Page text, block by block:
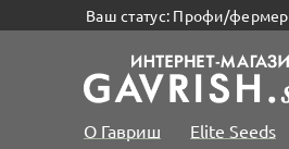
Ваш статус: Профи/фермер
О Гавриш Elite Seeds